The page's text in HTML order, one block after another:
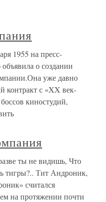
1955 на пресс-
о создании
уже давно
контракт с «XX век-
киностудий,
ты не видишь, Что
тигры?.. Тит Андроник,
считался
на протяжении почти